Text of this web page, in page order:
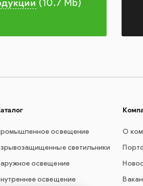
(10.7 Mb)
освещение
светильники
освещение
освещение
О